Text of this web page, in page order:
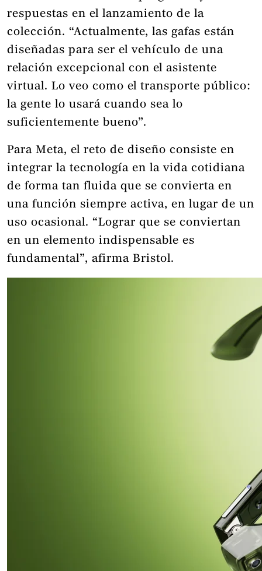
respuestas en el lanzamiento de la
colección. “Actualmente, las gafas están
diseñadas para ser el vehículo de una
relación excepcional con el asistente
virtual. Lo veo como el transporte público:
la gente lo usará cuando sea lo
suficientemente bueno”.
Para Meta, el reto de diseño consiste en
integrar la tecnología en la vida cotidiana
de forma tan fluida que se convierta en
una función siempre activa, en lugar de un
uso ocasional. “Lograr que se conviertan
en un elemento indispensable es
fundamental”, afirma Bristol.